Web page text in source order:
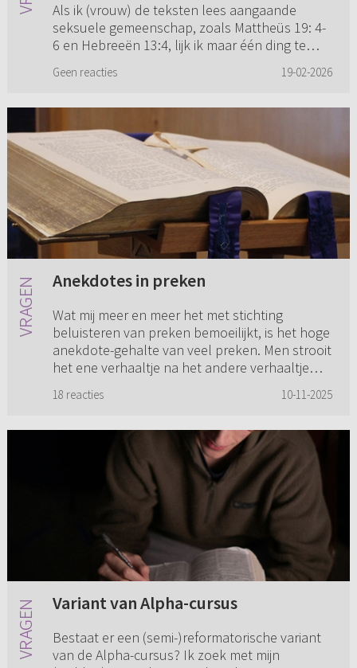
Als ik (vrouw) de teksten lees aangaande
seksuele gemeenschap, zoals Mattheüs 19: 4-
6 en Hebreeën 13:4, lijk ik maar één ding te
met elkaar is getrouwd voor...
Geen reacties 19-02-2026
Anekdotes in preken
Wat mij meer en meer het met stichting
beluisteren van preken bemoeilijkt, is het hoge
anekdote-gehalte van veel preken. Men strooit
het ene verhaaltje na het andere verhaaltje
18 reacties 10-11-2025
Variant van Alpha-cursus
Bestaat er een (semi-)reformatorische variant
van de Alpha-cursus? Ik zoek met mijn